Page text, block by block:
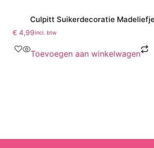
Culpitt Suikerdecoratie
€ 4,99incl. btw
Toevoegen aan winkelwagen